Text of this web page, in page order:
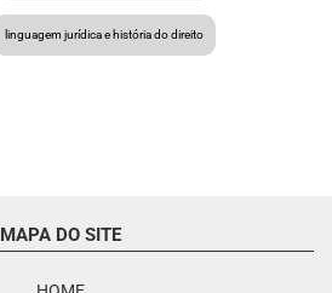
linguagem jurídica e história do direito
MAPA DO SITE